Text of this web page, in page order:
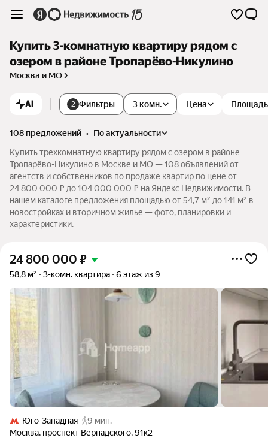
Купить 3-комнатную квартиру рядом с
озером в районе Тропарёво-Никулино
Москва и МО
AI 2 Фильтры 3 комн. Цена Площадь
108 предложений •
по актуальности
Купить трехкомнатную квартиру рядом с озером в районе
Тропарёво-Никулино в Москве и МО — 108 объявлений от
агентств и собственников по продаже квартир по цене от
24 800 000 ₽ до 104 000 000 ₽ на Яндекс Недвижимости. В
нашем каталоге предложения площадью от 54,7 м² до 141 м² в
новостройках и вторичном жилье — фото, планировки и
характеристики.
24 800 000 ₽
58,8 м² 3-комн. квартира 6 этаж из 9
Юго-Западная
9 мин.
Москва, проспект Вернадского,91к2